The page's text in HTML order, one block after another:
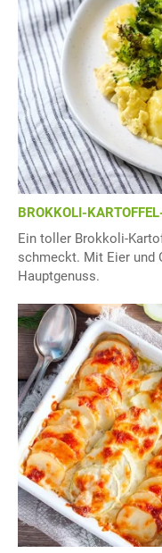
BROKKOLI-
Ein toller Brokkoli-
schmeckt. Mit Eier und
Hauptgenuss.